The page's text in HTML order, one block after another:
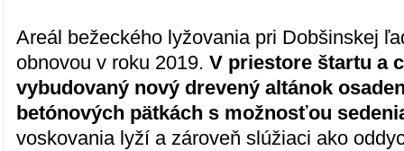
Areál bežeckého lyžovania pri Dobšinskej
obnovou v roku 2019.V priestore štartu a
vybudovaný nový drevený altánok
betónových pätkách s možnosťou
voskovania lyží a zároveň slúžiaci ako